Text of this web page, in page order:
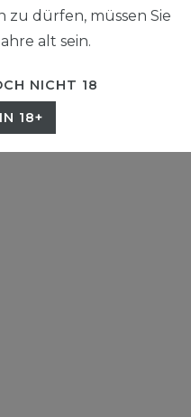
zu dürfen, müssen Sie
alt sein.
NICHT 18
18+